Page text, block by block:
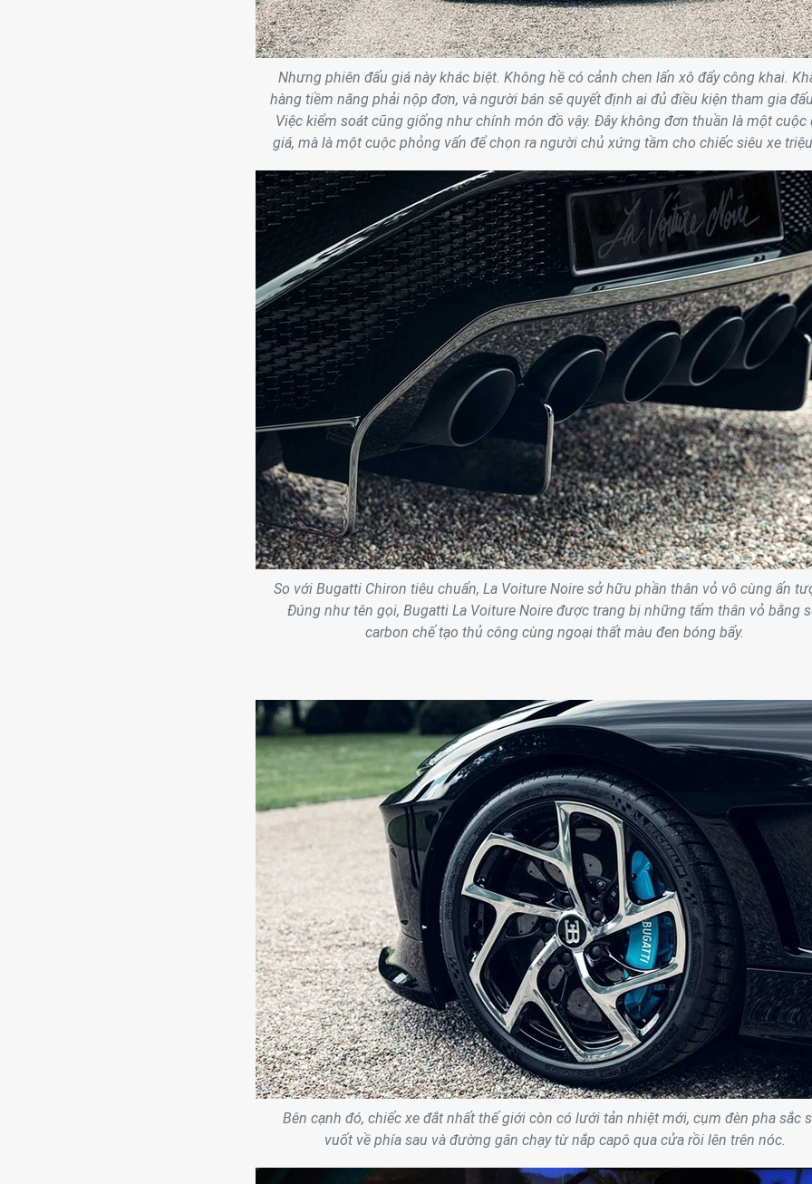
Nhưng phiên đấu giá này khác biệt. Không hề có cảnh chen lấn xô đẩy công khai.
hàng tiềm năng phải nộp đơn, và người bán sẽ quyết định ai đủ điều kiện tham gia
Việc kiểm soát cũng giống như chính món đồ vậy. Đây không đơn thuần là một cuộc
giá, mà là một cuộc phỏng vấn để chọn ra người chủ xứng tầm cho chiếc siêu xe
So với Bugatti Chiron tiêu chuẩn, La Voiture Noire sở hữu phần thân vỏ vô cùng ấn
Đúng như tên gọi, Bugatti La Voiture Noire được trang bị những tấm thân vỏ bằng
carbon chế tạo thủ công cùng ngoại thất màu đen bóng bẩy.
Bên cạnh đó, chiếc xe đắt nhất thế giới còn có lưới tản nhiệt mới, cụm đèn pha sắc
vuốt về phía sau và đường gân chạy từ nắp capô qua cửa rồi lên trên nóc.